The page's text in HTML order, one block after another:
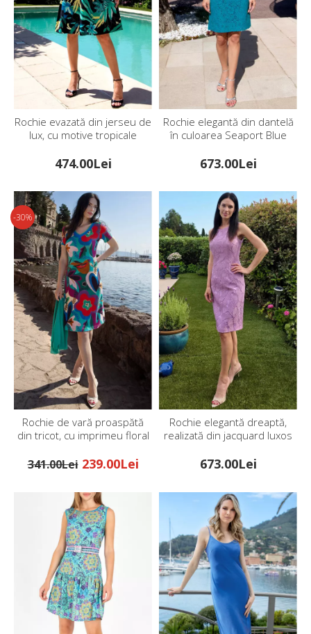
Rochie evazată din jerseu de
lux, cu motive tropicale
474.00Lei
Rochie elegantă din dantelă
în culoarea Seaport Blue
673.00Lei
Rochie de vară proaspătă
din tricot, cu imprimeu floral
341.00Lei 239.00Lei
-30%
Rochie elegantă dreaptă,
realizată din jacquard luxos
satinate, în culoarea Orchid
673.00Lei